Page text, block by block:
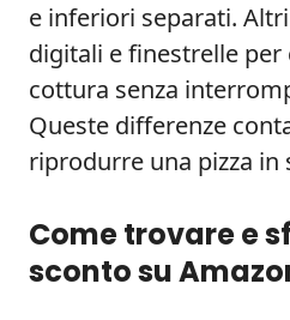
e inferiori separati.
digitali e finestrelle
cottura senza
Queste differenze
riprodurre una pizza in
Come trovare e
sconto su